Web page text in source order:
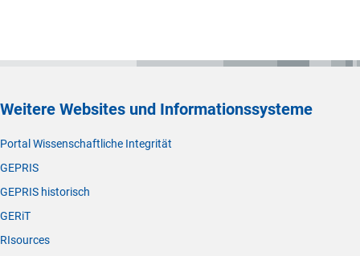
Weitere Websites und Informationssysteme
Portal Wissenschaftliche Integrität
GEPRIS
GEPRIS historisch
GERiT
RIsources